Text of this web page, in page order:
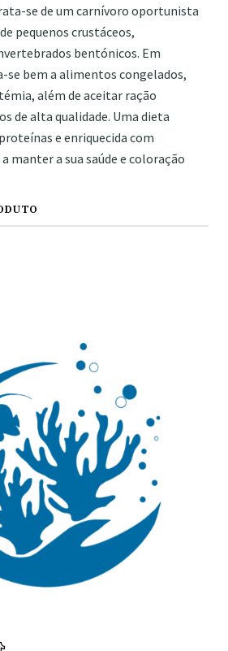
se de um carnívoro oportunista
pequenos crustáceos,
bentónicos. Em
se bem a alimentos congelados,
além de aceitar ração
de alta qualidade. Uma dieta
e enriquecida com
manter a sua saúde e coloração